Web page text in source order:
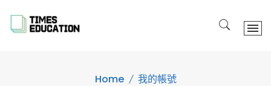
content
Home 我的帳號